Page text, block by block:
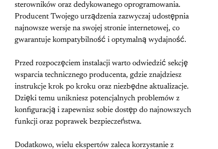
sterowników oraz dedykowanego oprogramowania.
Producent Twojego urządzenia zazwyczaj udostępnia
najnowsze wersje na swojej stronie internetowej, co
gwarantuje kompatybilność i optymalną wydajność.
Przed rozpoczęciem instalacji warto odwiedzić sekcję
wsparcia technicznego producenta, gdzie znajdziesz
instrukcje krok po kroku oraz niezbędne aktualizacje.
Dzięki temu unikniesz potencjalnych problemów z
konfiguracją i zapewnisz sobie dostęp do najnowszych
funkcji oraz poprawek bezpieczeństwa.
Dodatkowo, wielu ekspertów zaleca korzystanie z